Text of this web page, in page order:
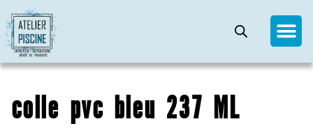
colle pvc bleu 237 ML